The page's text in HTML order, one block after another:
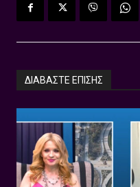
ΔΙΑΒΑΣΤΕ ΕΠΙΣΗΣ